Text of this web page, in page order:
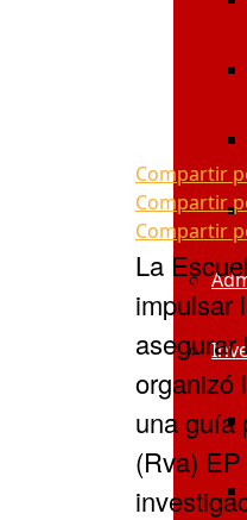
Compartir
Compartir
Compartir
La
impulsar
asegurar
organizó
una guía
(Rva)